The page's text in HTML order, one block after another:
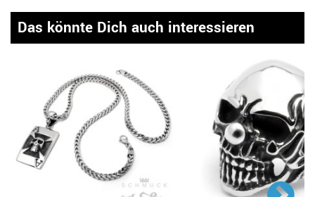
Das könnte Dich auch interessieren